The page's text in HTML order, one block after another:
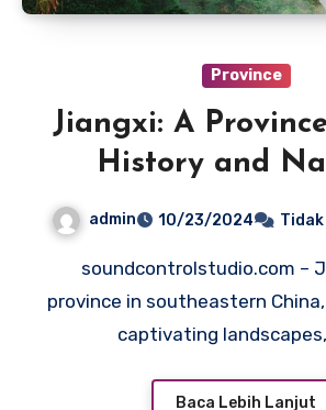
Province
Jiangxi: A
History and
admin 10/23/2024
soundcontrolstudio.com – Jiangxi is a
province in southeastern
captivating
Baca Lebih Lanjut